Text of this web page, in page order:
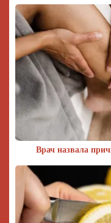
Врач назвала